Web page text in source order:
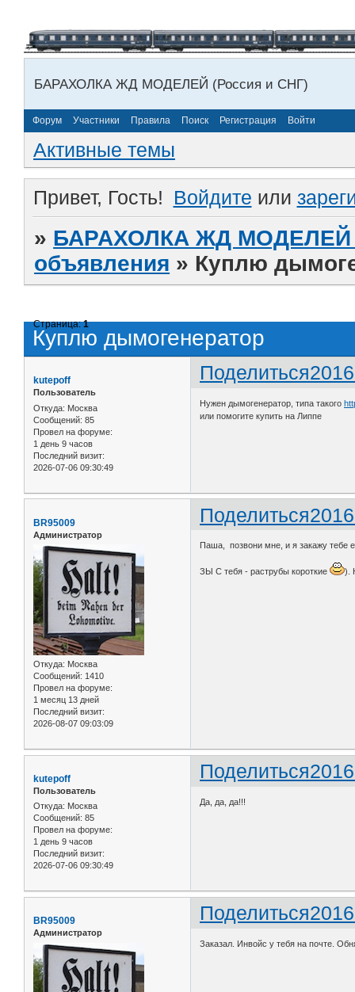
БАРАХОЛКА ЖД МОДЕЛЕЙ (Россия и СНГ)
Форум Участники Правила Поиск Регистрация Войти
Активные темы
Привет, Гость! Войдите или
» БАРАХОЛКА ЖД МОДЕЛЕЙ
объявления » Куплю
Куплю дымогенератор
Страница:1
Поделиться
kutepoff
Пользователь
Откуда: Москва
Сообщений: 85
Провел на форуме:
1 день 9 часов
Последний визит:
2026-07-06 09:30:49
Нужен дымогенератор, типа такого
или помогите купить на Липпе
Поделиться
BR95009
Администратор
Откуда: Москва
Сообщений: 1410
Провел на форуме:
1 месяц 13 дней
Последний визит:
2026-08-07 09:03:09
Паша, позвони мне, и я закажу тебе
ЗЫ С тебя - раструбы короткие ).
Поделиться
kutepoff
Пользователь
Откуда: Москва
Сообщений: 85
Провел на форуме:
1 день 9 часов
Последний визит:
2026-07-06 09:30:49
Да, да, да!!!
Поделиться
BR95009
Администратор
Заказал. Инвойс у тебя на почте.